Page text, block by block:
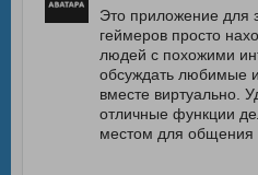
Это приложение для
геймеров просто
людей с похожими
обсуждать любимые
вместе виртуально.
отличные функции
местом для общения